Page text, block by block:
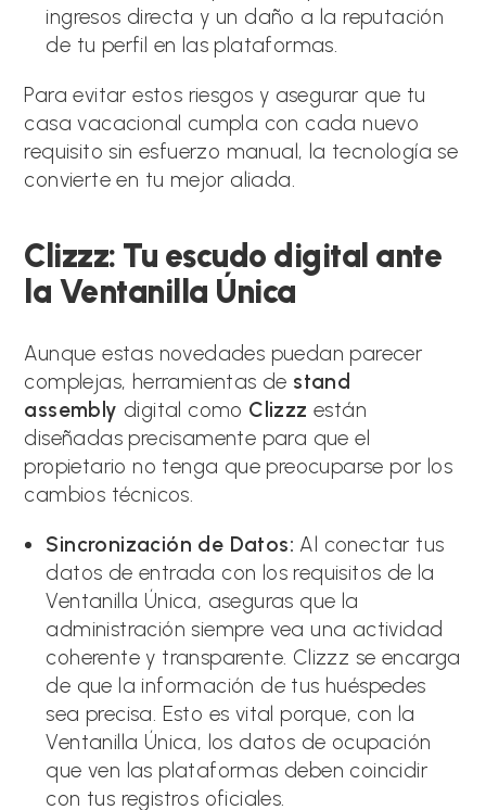
ingresos directa y un daño a la reputación
de tu perfil en las plataformas.
Para evitar estos riesgos y asegurar que tu
casa vacacional cumpla con cada nuevo
requisito sin esfuerzo manual, la tecnología se
convierte en tu mejor aliada.
Clizzz: Tu escudo digital ante
la Ventanilla Única
Aunque estas novedades puedan parecer
complejas, herramientas de stand
assembly digital como Clizzz están
diseñadas precisamente para que el
propietario no tenga que preocuparse por los
cambios técnicos.
Sincronización de Datos: Al conectar tus
datos de entrada con los requisitos de la
Ventanilla Única, aseguras que la
administración siempre vea una actividad
coherente y transparente. Clizzz se encarga
de que la información de tus huéspedes
sea precisa. Esto es vital porque, con la
Ventanilla Única, los datos de ocupación
que ven las plataformas deben coincidir
con tus registros oficiales.